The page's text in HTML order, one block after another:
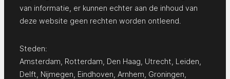
van informatie, er kunnen echter aan de inhoud van
deze website geen rechten worden ontleend.
Steden:
Amsterdam Rotterdam Den Haag Utrecht Leiden
Delft Nijmegen Eindhoven Arnhem Groningen